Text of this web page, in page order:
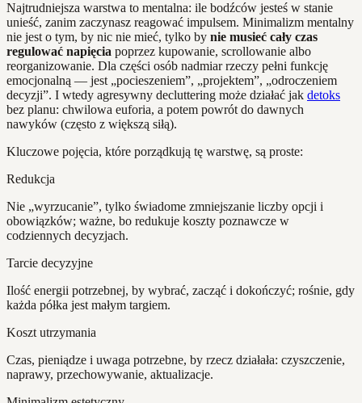
Najtrudniejsza warstwa to mentalna: ile bodźców jesteś w stanie
unieść, zanim zaczynasz reagować impulsem. Minimalizm mentalny
nie jest o tym, by nic nie mieć, tylko by nie musieć cały czas
regulować napięcia poprzez kupowanie, scrollowanie albo
reorganizowanie. Dla części osób nadmiar rzeczy pełni funkcję
emocjonalną — jest „pocieszeniem”, „projektem”, „odroczeniem
decyzji”. I wtedy agresywny decluttering może działać jak detoks
bez planu: chwilowa euforia, a potem powrót do dawnych
nawyków (często z większą siłą).
Kluczowe pojęcia, które porządkują tę warstwę, są proste:
Redukcja
Nie „wyrzucanie”, tylko świadome zmniejszanie liczby opcji i
obowiązków; ważne, bo redukuje koszty poznawcze w
codziennych decyzjach.
Tarcie decyzyjne
Ilość energii potrzebnej, by wybrać, zacząć i dokończyć; rośnie, gdy
każda półka jest małym targiem.
Koszt utrzymania
Czas, pieniądze i uwaga potrzebne, by rzecz działała: czyszczenie,
naprawy, przechowywanie, aktualizacje.